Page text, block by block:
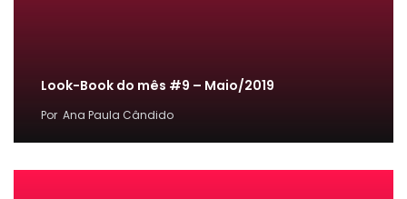
Look-Book do mês #9 – Maio/2019
Por Ana Paula Cândido